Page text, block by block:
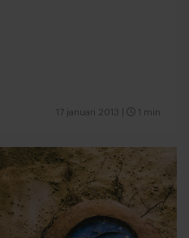
17 januari 2013 1 min